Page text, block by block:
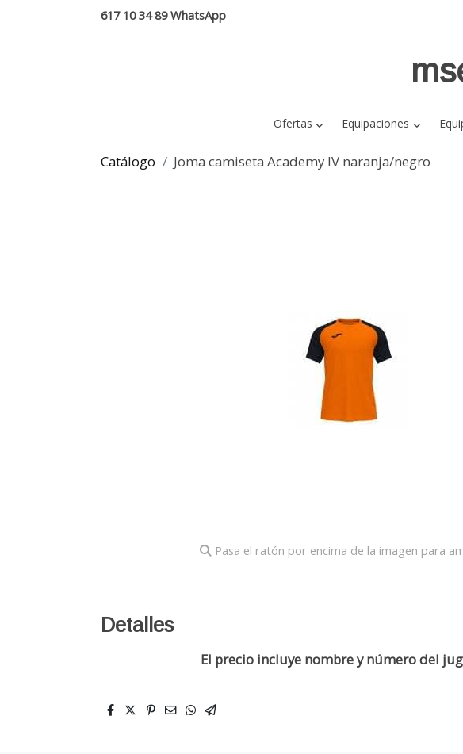
617 10 34 89 WhatsApp
Ofertas Equipaciones
Catálogo Joma camiseta Academy IV naranja/negro
Pasa el ratón por encima de la imagen para
Detalles
El precio incluye nombre y número del